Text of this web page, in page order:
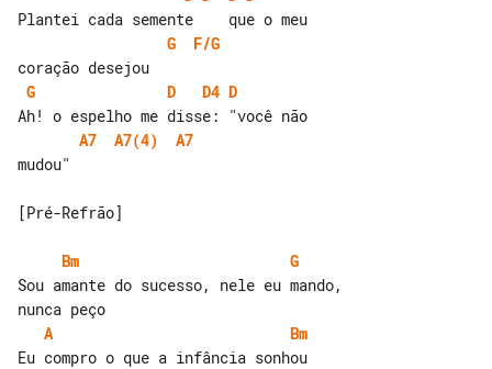
G
F/G
G
D D4 D
A7
A7(4)
A7
mudou"
[Pré-Refrão]
Bm
G
Sou amante do sucesso, nele eu mando,
A
Bm